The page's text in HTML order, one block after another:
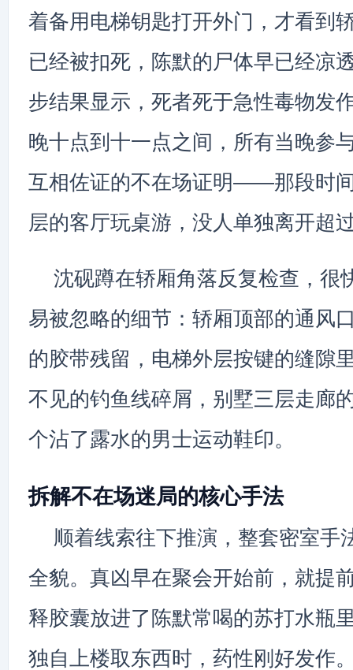
着备用电梯钥匙打开外门，才看到
已经被扣死，陈默的尸体早已经凉
步结果显示，死者死于急性毒物发
晚十点到十一点之间，所有当晚参
互相佐证的不在场证明——那段时
层的客厅玩桌游，没人单独离开超
沈砚蹲在轿厢角落反复检查，很
易被忽略的细节：轿厢顶部的通风
的胶带残留，电梯外层按键的缝隙
不见的钓鱼线碎屑，别墅三层走廊
个沾了露水的男士运动鞋印。
拆解不在场迷局的核心手法
顺着线索往下推演，整套密室手
全貌。真凶早在聚会开始前，就提
释胶囊放进了陈默常喝的苏打水瓶
独自上楼取东西时，药性刚好发作